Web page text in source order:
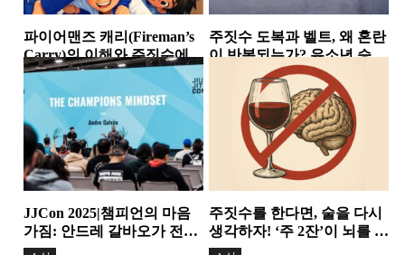
파이어맨즈 캐리(Fireman’s
Carry)의 이해와 주짓수에서
의 활용
테이크다운
주짓수 도복과 벨트, 왜 혼란
이 반복되는가? 유소년 승급
논란이 던진 구조적...
JJCon 2025|챔피언의 마음
가짐: 안드레 갈바오가 전한
정신력과 변화의 힘
주짓수를 한다면, 술을 다시
생각하자! ‘주 2잔’이 뇌를 줄
인다. 기술보다 더...